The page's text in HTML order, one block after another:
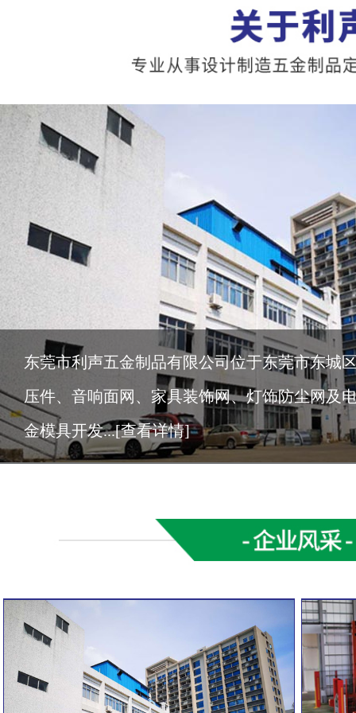
东莞市利声五金制品有限公司位于东莞市东城
压件、音响面网、家具装饰网、灯饰防尘网及
金模具开发...[查看详情]